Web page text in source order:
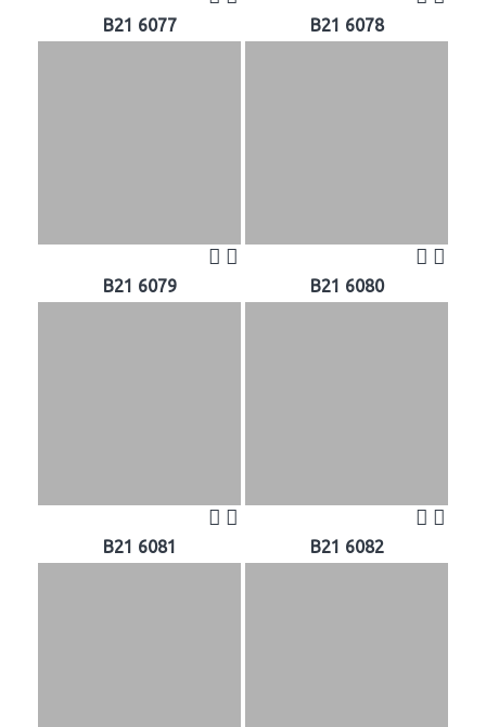
B21 6077 B21 6078
B21 6079 B21 6080
B21 6081 B21 6082